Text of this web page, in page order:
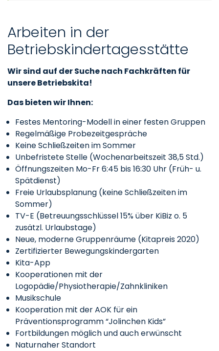
Arbeiten in der
Betriebskindertagesstätte
Wir sind auf der Suche nach Fachkräften für
unsere Betriebskita!
Das bieten wir Ihnen:
Festes Mentoring-Modell in einer festen Gruppen
Regelmäßige Probezeitgespräche
Keine Schließzeiten im Sommer
Unbefristete Stelle (Wochenarbeitszeit 38,5 Std.)
Öffnungszeiten Mo-Fr 6:45 bis 16:30 Uhr (Früh- u.
Spätdienst)
Freie Urlaubsplanung (keine Schließzeiten im
Sommer)
TV-E (Betreuungsschlüssel 15% über KiBiz o. 5
zusätzl. Urlaubstage)
Neue, moderne Gruppenräume (Kitapreis 2020)
Zertifizierter Bewegungskindergarten
Kita-App
Kooperationen mit der
Logopädie/Physiotherapie/Zahnkliniken
Musikschule
Kooperation mit der AOK für ein
Präventionsprogramm “Jolinchen Kids”
Fortbildungen möglich und auch erwünscht
Naturnaher Standort